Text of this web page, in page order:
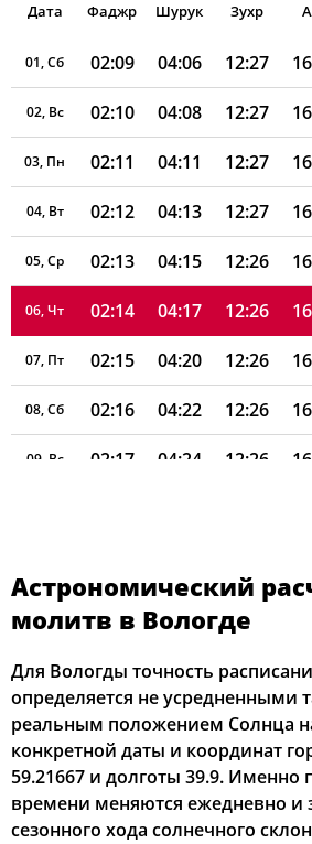
Дата Фаджр Шурук Зухр
01, Сб 02:09 04:06 12:27
02, Вс 02:10 04:08 12:27
03, Пн 02:11 04:11 12:27
04, Вт 02:12 04:13 12:27
05, Ср 02:13 04:15 12:26
06, Чт 02:14 04:17 12:26
07, Пт 02:15 04:20 12:26
08, Сб 02:16 04:22 12:26
09, Вс 02:17 04:24 12:26
12, Ср 04:31 12:25
14, Пт 02:22 04:36 12:25
15, Сб 02:23 04:38 12:25
16, Вс 02:24 04:40 12:25
Астрономический
молитв в Вологде
Для Вологды точность
определяется не усредненными
реальным положением Солнца
конкретной даты и координат
59.21667 и долготы 39.9. Именно
времени меняются ежедневно и
сезонного хода солнечного